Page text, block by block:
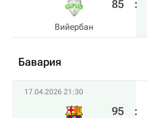
Вийербан
85 :
Бавария
17.04.2026 21:30
95 :